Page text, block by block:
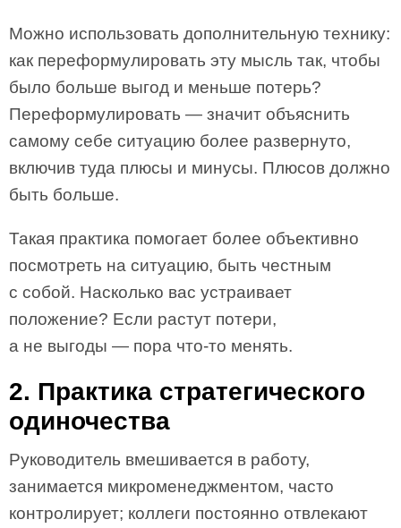
Можно использовать дополнительную технику:
как переформулировать эту мысль так, чтобы
было больше выгод и меньше потерь?
Переформулировать — значит объяснить
самому себе ситуацию более развернуто,
включив туда плюсы и минусы. Плюсов должно
быть больше.
Такая практика помогает более объективно
посмотреть на ситуацию, быть честным
с собой. Насколько вас устраивает
положение? Если растут потери,
а не выгоды — пора что-то менять.
2. Практика стратегического
одиночества
Руководитель вмешивается в работу,
занимается микроменеджментом, часто
контролирует; коллеги постоянно отвлекают